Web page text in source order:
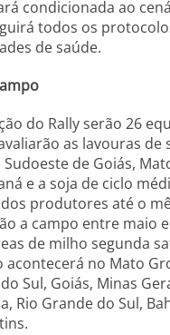
condicionada ao
todos os
de saúde.
do Rally serão 26
as lavouras de
de Goiás,
e a soja de ciclo
produtores até o
a campo entre maio
de milho segunda
acontecerá no Mato
Sul, Goiás, Minas
Rio Grande do Sul,